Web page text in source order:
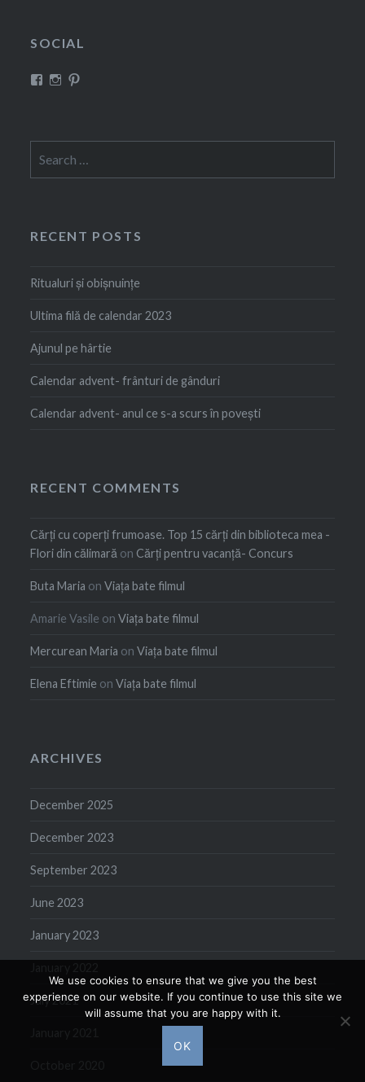
SOCIAL
View
Facebook
View
Pinterest
for:
RECENT POSTS
Ritualuri și obișnuințe
Ultima filă de calendar 2023
Ajunul pe hârtie
Calendar advent- frânturi de gânduri
Calendar advent- anul ce s-a scurs în povești
RECENT COMMENTS
Cărți cu coperți frumoase. Top 15 cărți din biblioteca mea -
Flori din călimară on Cărți pentru vacanță- Concurs
Buta Maria onViața bate filmul
Amarie Vasile onViața bate filmul
Mercurean Maria onViața bate filmul
Elena Eftimie onViața bate filmul
ARCHIVES
December 2025
December 2023
September 2023
June 2023
January 2023
July 2021
We use cookies to ensure that we give you the best
experience on our website. If you continue to use this site we
will assume that you are happy with it.
OK